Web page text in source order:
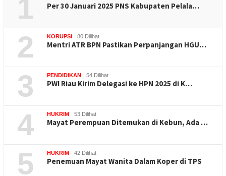
1 Per 30 Januari 2025 PNS Kabupaten Pelala…
2 KORUPSI 80 Dilihat
Mentri ATR BPN Pastikan Perpanjangan HGU…
3 PENDIDIKAN 54 Dilihat
PWI Riau Kirim Delegasi ke HPN 2025 di K…
4 HUKRIM 53 Dilihat
Mayat Perempuan Ditemukan di Kebun, Ada …
5 HUKRIM 42 Dilihat
Penemuan Mayat Wanita Dalam Koper di TPS